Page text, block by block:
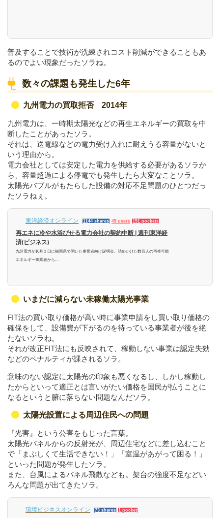
普及することで技術が洗練されコスト削減ができることもあ
るのでよい現象だったソラね。
数々の課題も発生した6年
九州電力の買取拒否 2014年
九州電力は、一時期太陽光などの再生エネルギーの買取を中
断したことがあったソラ。
それは、送電線などの電力受け入れに耐えうる容量がないと
いう理由から。
電力会社としては安定した電力を供給する必要があるソラか
ら、容量超過による停電でも発生したら大変なことソラ。
太陽光バブルがもたらした設備の対応不足問題のひとつだっ
たソラねぇ。
東洋経済オンライン 1144 shares 45 users 151 pockets
再エネに冷や水浴びせる電力会社の契約中断 | 週刊東洋経
済(ビジネス)
九州電力が10月１日に福岡県で開いた事業者向け説明会。詰めかけた数百人の再生可能
エネルギー事業者から…
いまだに減らない未稼働太陽光事業
FIT法の買い取り価格が高い時に事業申請をし買い取り価格の
確保をして、設備費が下がるのを待っている事業者が後を絶
たないソラね。
それが改正FIT法にも反映されて、稼動しない事業は認定失効
などのペナルティが課されるソラ。
意味のない認定に太陽光の印象も悪くなるし、しかし稼動し
たからといって適正とは言いがたい価格を国民が払うことに
なるというと腑に落ちない問題なんだソラ。
太陽光設置による周辺住民への問題
『光害』という公害をもじった言葉。
太陽光パネルからの反射光が、周辺住宅などに差し込むこと
で「まぶしくて生活できない！」「室温があがって困る！」
といった問題が発生したソラ。
また、台風によるパネル飛散なども。架台の強度不足などい
ろんな問題が出てきたソラ。
環境ビジネスオンライン 73 shares 1 pocket